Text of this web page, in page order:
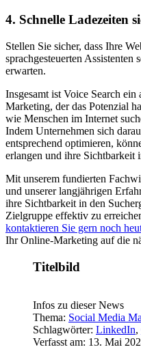
4. Schnelle Ladezeiten
Stellen Sie sicher, dass Ihre
sprachgesteuerten
erwarten.
Insgesamt ist Voice Search
Marketing, der das Potenzial
wie Menschen im Internet
Indem Unternehmen sich
entsprechend optimieren,
erlangen und ihre Sichtbarkeit
Mit unserem fundierten
und unserer langjährigen
ihre Sichtbarkeit in den
Zielgruppe effektiv zu
kontaktieren Sie gern noch
Ihr Online-Marketing auf die
Titelbild
Infos zu dieser News
Thema: Social Media
Schlagwörter: LinkedIn,
Verfasst am: 13. Mai